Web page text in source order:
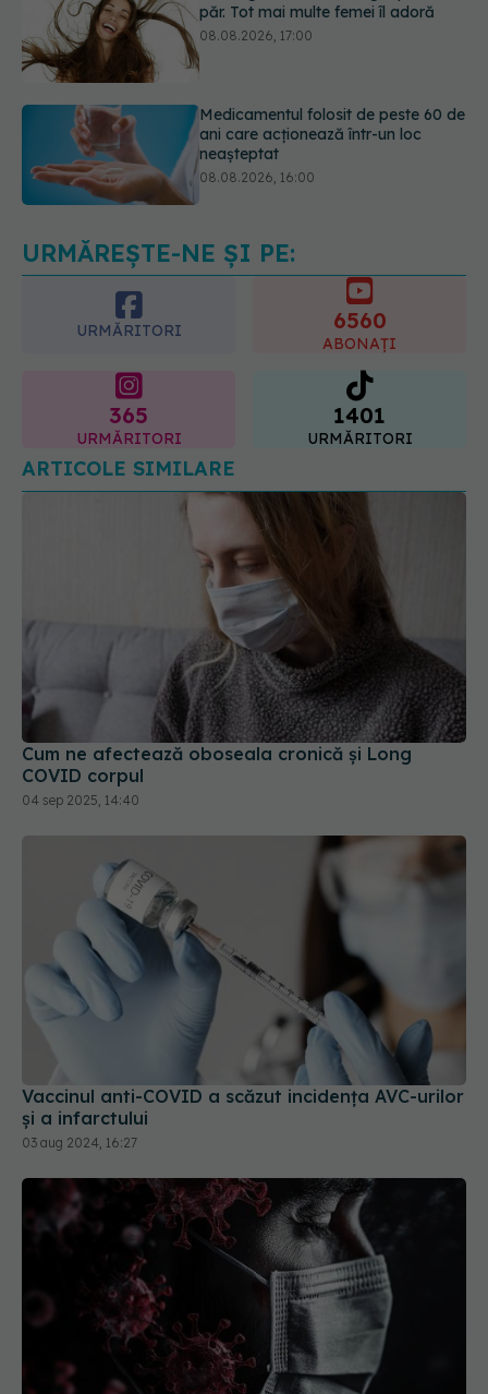
Medicamentul folosit de peste 60 de
Transpirații nocturne: semnul ignorat
care poate ascunde probleme
URMĂREȘTE-NE ȘI PE:
URMĂRITORI 6560
ABONAȚI
365
URMĂRITORI
1401
URMĂRITORI
ARTICOLE SIMILARE
Cum ne afectează oboseala cronică și Long
COVID corpul
04 sep 2025, 14:40
Vaccinul anti-COVID a scăzut incidența AVC-urilor
și a infarctului
03 aug 2024, 16:27